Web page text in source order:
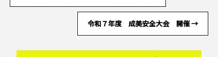
令和７年度 成美安全大会 開催→